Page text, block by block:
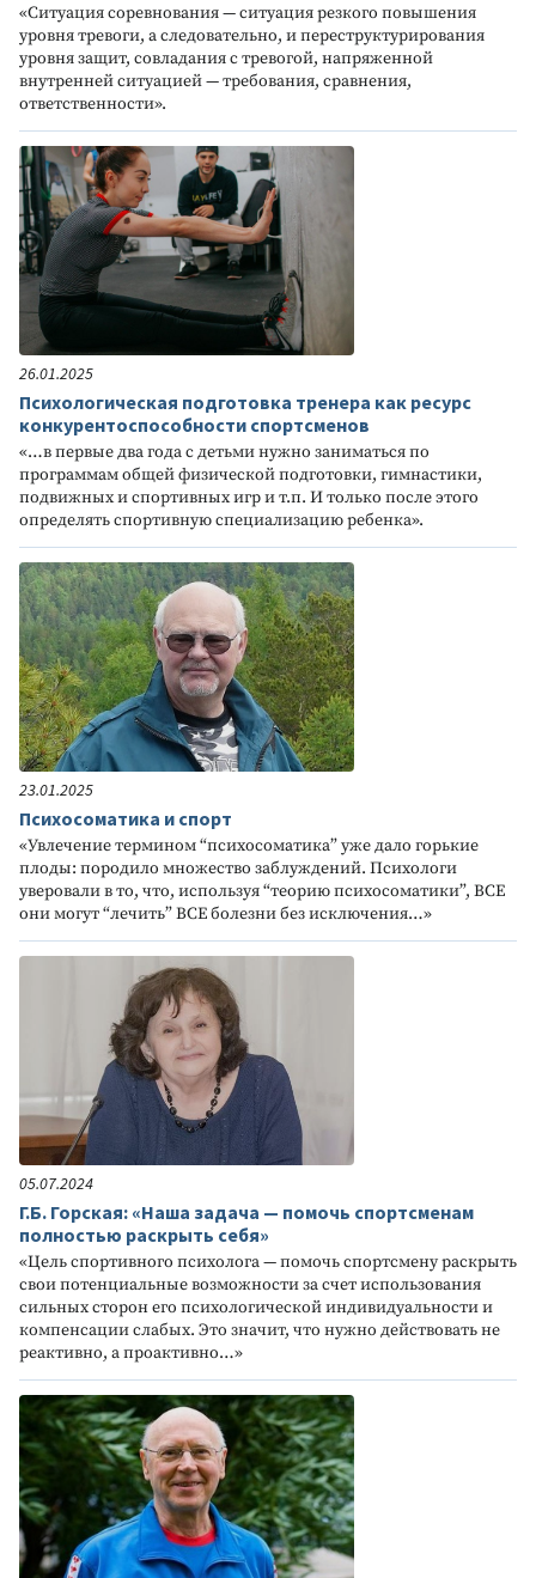
«Ситуация соревнования — ситуация резкого повышения
уровня тревоги, а следовательно, и переструктурирования
уровня защит, совладания с тревогой, напряженной
внутренней ситуацией — требования, сравнения,
ответственности».
26.01.2025
Психологическая подготовка тренера как ресурс
конкурентоспособности спортсменов
«…в первые два года с детьми нужно заниматься по
программам общей физической подготовки, гимнастики,
подвижных и спортивных игр и т.п. И только после этого
определять спортивную специализацию ребенка».
23.01.2025
Психосоматика и спорт
«Увлечение термином “психосоматика” уже дало горькие
плоды: породило множество заблуждений. Психологи
уверовали в то, что, используя “теорию психосоматики”, ВСЕ
они могут “лечить” ВСЕ болезни без исключения…»
05.07.2024
Г.Б. Горская: «Наша задача — помочь спортсменам
полностью раскрыть себя»
«Цель спортивного психолога — помочь спортсмену раскрыть
свои потенциальные возможности за счет использования
сильных сторон его психологической индивидуальности и
компенсации слабых. Это значит, что нужно действовать не
реактивно, а проактивно…»